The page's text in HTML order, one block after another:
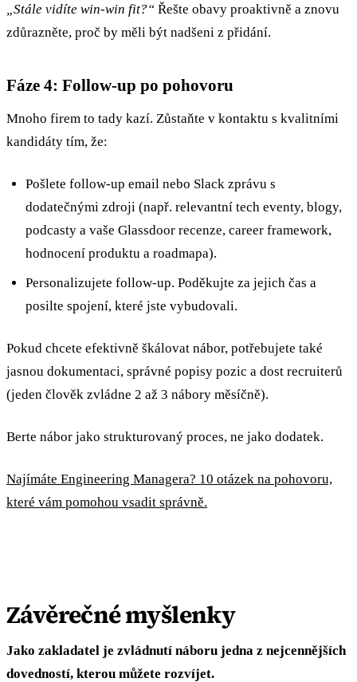
„Stále vidíte win-win fit?“ Řešte obavy proaktivně a znovu
zdůrazněte, proč by měli být nadšeni z přidání.
Fáze 4: Follow-up po pohovoru
Mnoho firem to tady kazí. Zůstaňte v kontaktu s kvalitními
kandidáty tím, že:
Pošlete follow-up email nebo Slack zprávu s
dodatečnými zdroji (např. relevantní tech eventy, blogy,
podcasty a vaše Glassdoor recenze, career framework,
hodnocení produktu a roadmapa).
Personalizujete follow-up. Poděkujte za jejich čas a
posilte spojení, které jste vybudovali.
Pokud chcete efektivně škálovat nábor, potřebujete také
jasnou dokumentaci, správné popisy pozic a dost recruiterů
(jeden člověk zvládne 2 až 3 nábory měsíčně).
Berte nábor jako strukturovaný proces, ne jako dodatek.
Najímáte Engineering Managera? 10 otázek na pohovoru,
které vám pomohou vsadit správně.
Závěrečné myšlenky
Jako zakladatel je zvládnutí náboru jedna z nejcennějších
dovedností, kterou můžete rozvíjet.